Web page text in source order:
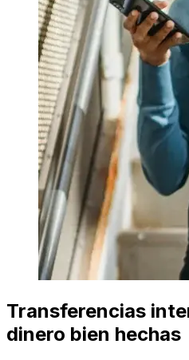
Transferencias
dinero bien hechas